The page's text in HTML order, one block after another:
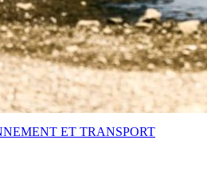
ET TRANSPORT